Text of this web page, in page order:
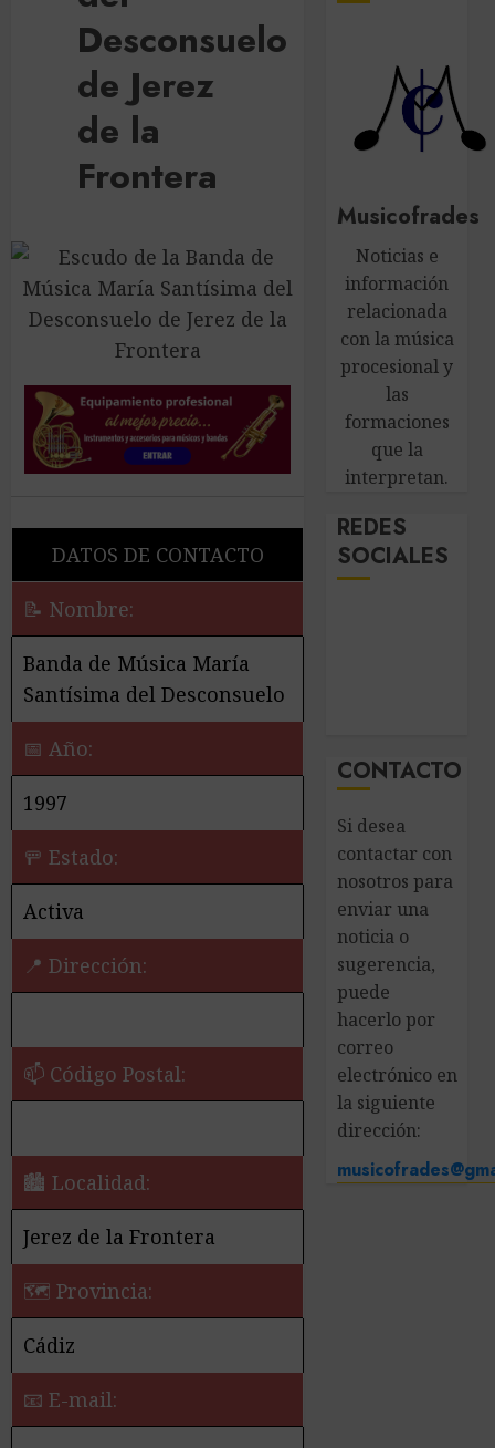
Desconsuelo
de Jerez
de la
Frontera
DATOS DE CONTACTO
📝 Nombre:
Banda de Música María
Santísima del Desconsuelo
📅 Año:
1997
🚥 Estado:
Activa
📍 Dirección:
📫 Código Postal:
🏙️ Localidad:
Jerez de la Frontera
🗺 Provincia:
Cádiz
📧 E-mail:
Musicofrades
Noticias e
información
relacionada
con la música
procesional y
las
formaciones
que la
interpretan.
REDES
SOCIALES
CONTACTO
Si desea
contactar con
nosotros para
enviar una
noticia o
sugerencia,
puede
hacerlo por
correo
electrónico en
la siguiente
dirección: